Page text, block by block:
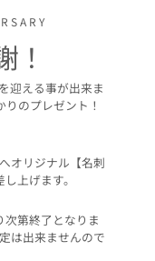
！
迎える事が出来ま
のプレゼント！
オリジナル【名刺
上げます。
第終了となりま
は出来ませんので